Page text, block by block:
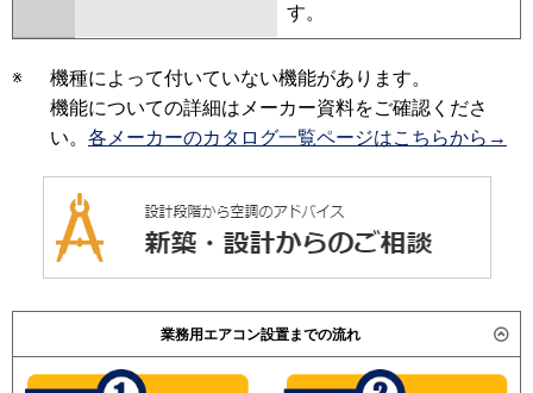
す。
※
機種によって付いていない機能があります。
機能についての詳細はメーカー資料をご確認くださ
い。 各メーカーのカタログ一覧ページはこちらから→
業務用エアコン設置までの流れ